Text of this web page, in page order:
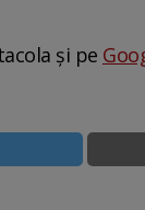
și pe